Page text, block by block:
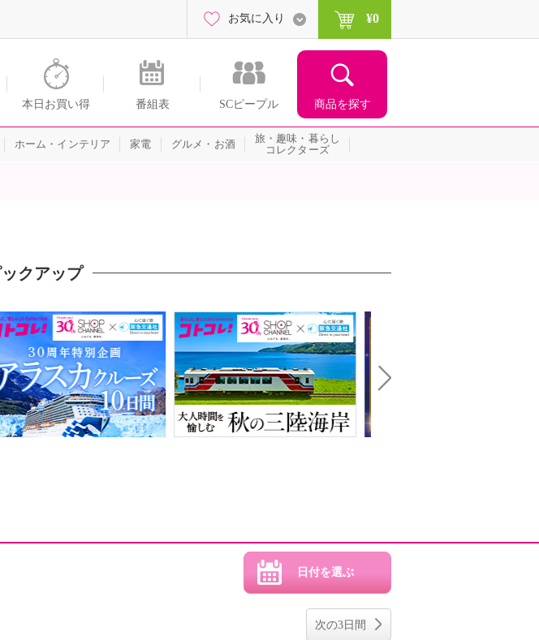
ョップチャンネル
本日お買い得 番組表 SCピープル 商品を探す
お気に入り ¥0
ホーム・インテリア 家電 グルメ・お酒
旅・趣味・暮らし
コレクターズ
クアップ
次の3日間